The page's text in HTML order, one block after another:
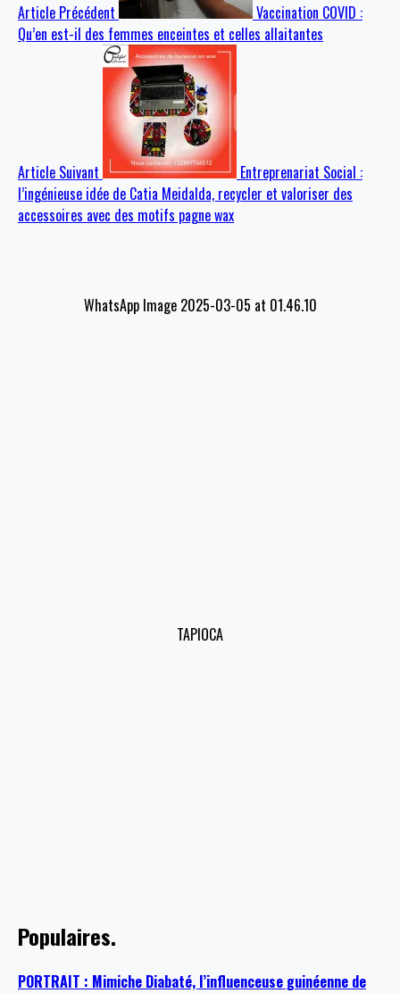
Article Précédent
Vaccination COVID :
Qu’en est-il des femmes enceintes et celles allaitantes
Article Suivant
Entreprenariat Social :
l’ingénieuse idée de Catia Meidalda, recycler et valoriser des
accessoires avec des motifs pagne wax
WhatsApp Image 2025-03-05 at 01.46.10
TAPIOCA
Populaires.
PORTRAIT : Mimiche Diabaté, l’influenceuse guinéenne de